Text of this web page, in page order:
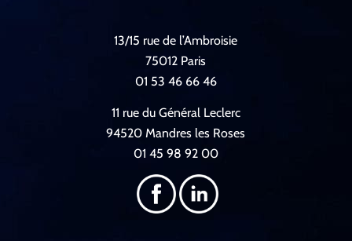
13/15 rue de l’Ambroisie
75012 Paris
01 53 46 66 46
11 rue du Général Leclerc
94520 Mandres les Roses
01 45 98 92 00